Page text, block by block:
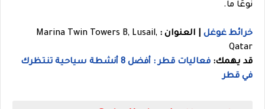
نوعًا ما.
خرائط غوغل | العنوان : Marina Twin Towers B, Lusail,
Qatar
قد يهمك:
فعاليات قطر : أفضل 8 أنشطة سياحية تنتظرك
في قطر